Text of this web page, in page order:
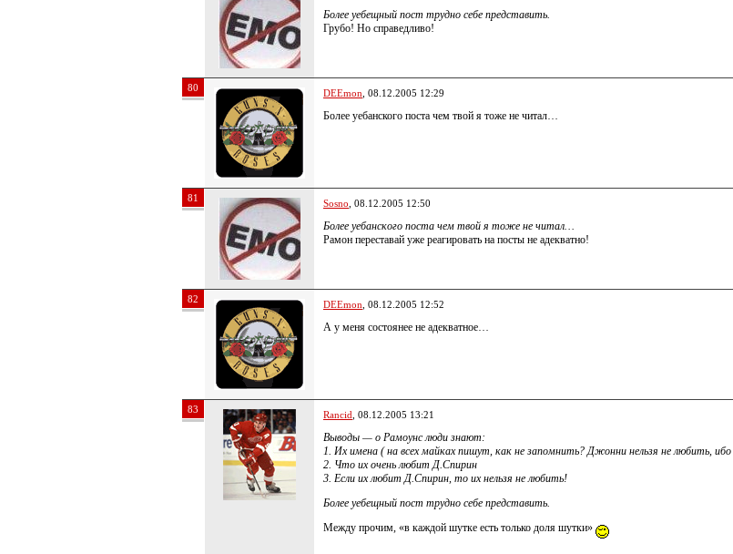
Более уебещный пост трудно себе представить.
Грубо! Но справедливо!
80 DEEmon , 08.12.2005 12:29
Более уебанского поста чем твой я тоже не читал…
81 Sosno , 08.12.2005 12:50
Более уебанского поста чем твой я тоже не читал…
Рамон переставай уже реагировать на посты не адекватно!
82 DEEmon , 08.12.2005 12:52
А у меня состоянее не адекватное…
83 Rancid , 08.12.2005 13:21
Выводы — о Рамоунс люди знают:
1. Их имена ( на всех майках пишут, как не запомнить? Джонни нельзя не любить,
2. Что их очень любит Д.Спирин
3. Если их любит Д.Спирин, то их нельзя не любить!
Более уебещный пост трудно себе представить.
Между прочим, «в каждой шутке есть только доля шутки»